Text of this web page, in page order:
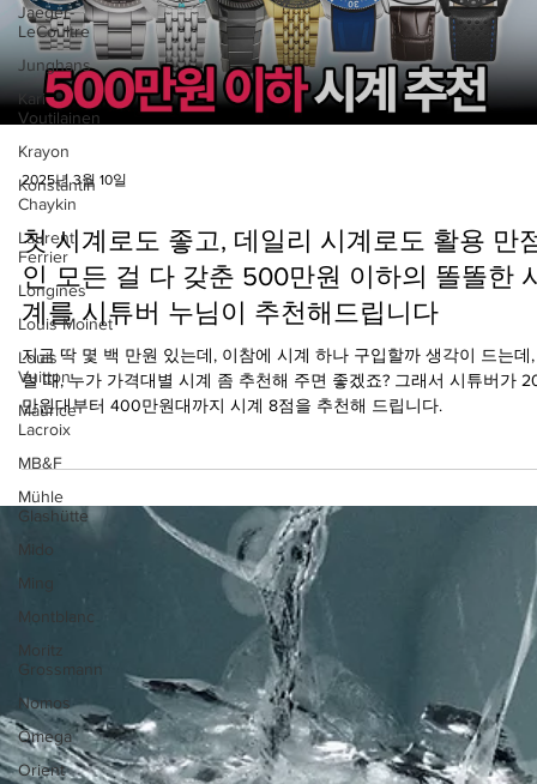
Jaeger-
LeCoultre
Junghans
Kari
Voutilainen
Krayon
Konstantin
Chaykin
Laurent
Ferrier
Longines
Louis Moinet
Louis
Vuitton
Maurice
Lacroix
MB&F
Mühle
Glashütte
Mido
Ming
Montblanc
Moritz
Grossmann
Nomos
Omega
Orient
Load video
2025년 3월 10일
첫 시계로도 좋고, 데일리 시계로도 활용 만
인 모든 걸 다 갖춘 500만원 이하의 똘똘한
계를 시튜버 누님이 추천해드립니다
지금 딱 몇 백 만원 있는데, 이참에 시계 하나 구입할까 생각이 드는데
럴 때, 누가 가격대별 시계 좀 추천해 주면 좋겠죠? 그래서 시튜버가